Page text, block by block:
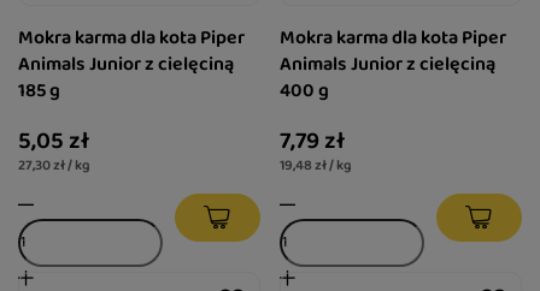
Mokra karma dla kota Piper
Animals Junior z cielęciną
185 g
5,05 zł
27,30 zł / kg
Mokra karma dla kota Piper
Animals Junior z cielęciną
400 g
7,79 zł
19,48 zł / kg